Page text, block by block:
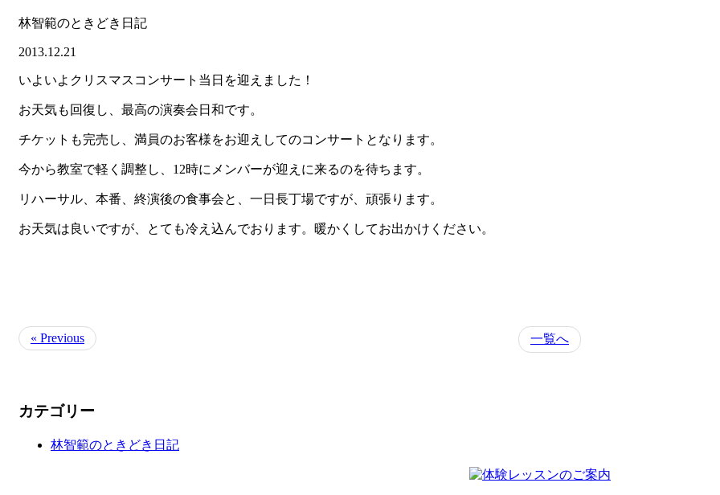
林智範のときどき日記
2013.12.21
いよいよクリスマスコンサート当日を迎えました！
お天気も回復し、最高の演奏会日和です。
チケットも完売し、満員のお客様をお迎えしてのコンサートとなります。
今から教室で軽く調整し、12時にメンバーが迎えに来るのを待ちます。
リハーサル、本番、終演後の食事会と、一日長丁場ですが、頑張ります。
お天気は良いですが、とても冷え込んでおります。暖かくしてお出かけください。
« Previous 一覧へ
カテゴリー
林智範のときどき日記